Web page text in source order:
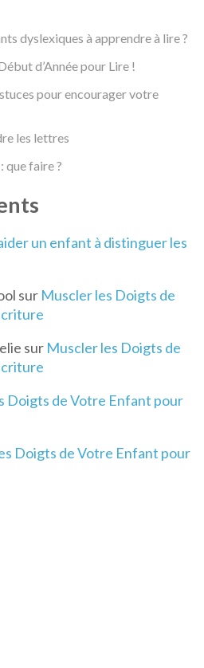
dyslexiques à apprendre à lire ?
d’Année pour Lire !
pour encourager votre
les lettres
que faire ?
un enfant à distinguer les
sur Muscler les Doigts de
sur Muscler les Doigts de
Doigts de Votre Enfant pour
Doigts de Votre Enfant pour